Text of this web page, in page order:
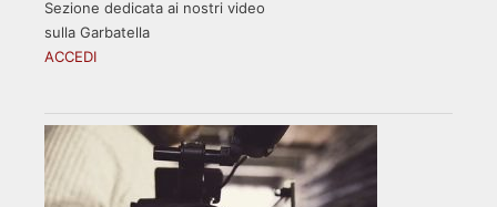
Sezione dedicata ai nostri video
sulla Garbatella
ACCEDI